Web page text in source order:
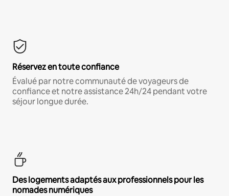
Réservez en toute confiance
Évalué par notre communauté de voyageurs de
confiance et notre assistance 24h/24 pendant votre
séjour longue durée.
Des logements adaptés aux professionnels pour les
nomades numériques